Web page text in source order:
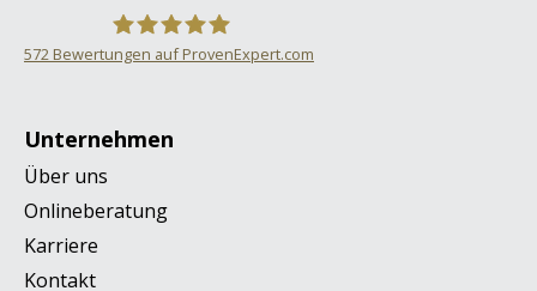
572 Bewertungen auf ProvenExpert.com
Unternehmen
Über uns
Onlineberatung
Karriere
Kontakt